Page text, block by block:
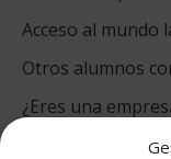
Acceso al mundo
Otros alumnos
¿Eres una